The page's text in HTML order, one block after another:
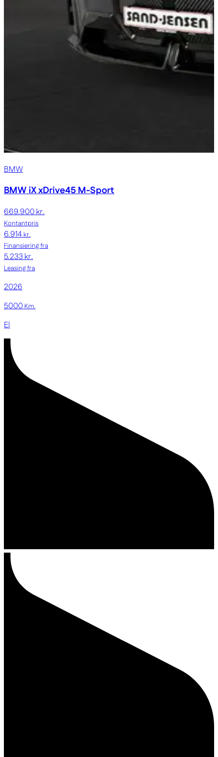
BMW
BMW iXxDrive45 M-Sport
669.900 kr.
Kontantpris
6.914kr.
Finansiering fra
5.233 kr.
Leasing fra
2026
5000Km.
El